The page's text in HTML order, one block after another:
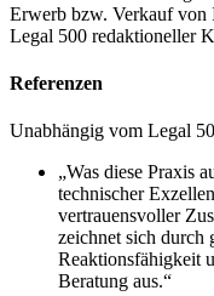
Erwerb bzw. Verkauf von
Legal 500 redaktioneller
Referenzen
Unabhängig vom Legal
„Was diese Praxis
technischer
vertrauensvoller
zeichnet sich durch
Reaktionsfähigkeit
Beratung aus.“